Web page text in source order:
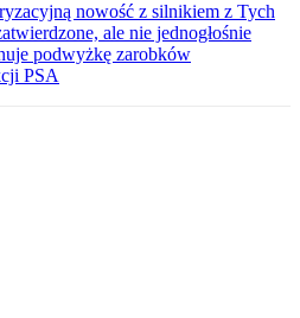
nowość z silnikiem z Tych
ale nie jednogłośnie
podwyżkę zarobków
PSA